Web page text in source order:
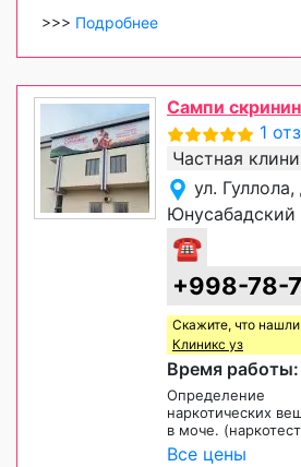
>>> Подробнее
Сампи
1
Частная
ул.
Юнусабадский
☎
+998-78-
Скажите, что
Клиникс уз
Время работы:
Определение
наркотических
в моче.
Все цены